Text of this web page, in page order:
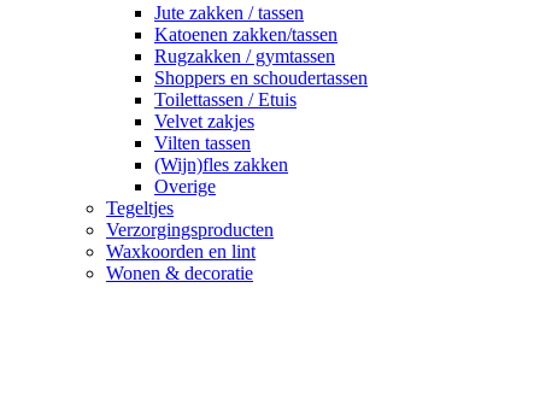
Jute zakken / tassen
Katoenen zakken/tassen
Rugzakken / gymtassen
Shoppers en schoudertassen
Toilettassen / Etuis
Velvet zakjes
Vilten tassen
(Wijn)fles zakken
Overige
Tegeltjes
Verzorgingsproducten
Waxkoorden en lint
Wonen & decoratie